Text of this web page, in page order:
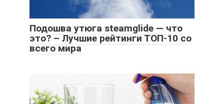
Подошва утюга steamglide — что
это? – Лучшие рейтинги ТОП-10 со
всего мира